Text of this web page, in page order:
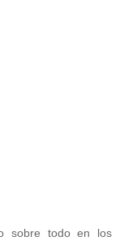
sobre todo en los